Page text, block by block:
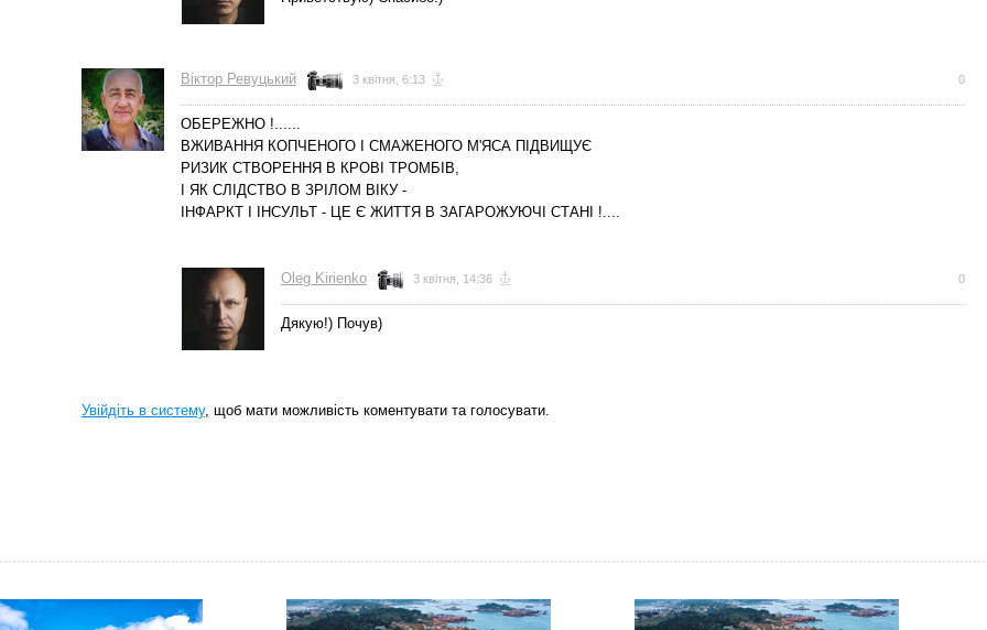
Вiктор Ревуцький 3 квітня, 6:13 0
ОБЕРЕЖНО !......
ВЖИВАННЯ КОПЧЕНОГО І СМАЖЕНОГО М'ЯСА ПІДВИЩУЄ
РИЗИК СТВОРЕННЯ В КРОВІ ТРОМБІВ,
І ЯК СЛІДСТВО В ЗРІЛОМ ВІКУ -
ІНФАРКТ І ІНСУЛЬТ - ЦЕ Є ЖИТТЯ В ЗАГАРОЖУЮЧІ СТАНІ !....
Oleg Kirienko 3 квітня, 14:36 0
Дякую!) Почув)
Увійдіть в систему, щоб мати можливість коментувати та голосувати.